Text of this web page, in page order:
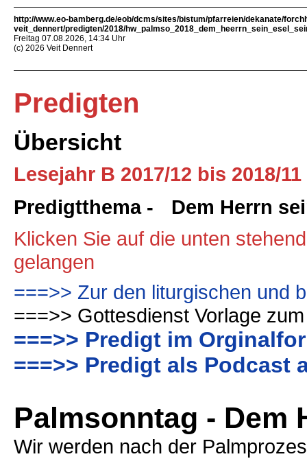
http://www.eo-bamberg.de/eob/dcms/sites/bistum/pfarreien/dekanate/
veit_dennert/predigten/2018/
Freitag 07.08.2026, 14:34 Uhr
(c) 2026 Veit Dennert
Predigten
Übersicht
Lesejahr B 2017/12 bis 2018/11
Predigtthema - Dem Herrn
Klicken Sie auf die unten
gelangen
===>> Zur den liturgischen und
===>> Gottesdienst Vorlage
===>> Predigt im
===>> Predigt als Podcast
Palmsonntag - Dem
Wir werden nach der